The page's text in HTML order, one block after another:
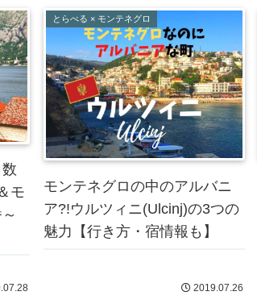
モ
とらべる × モンテネグロ
モンテネグロの中のアルバニ
ア?!ウルツィニ(Ulcinj)の3つの
魅力【行き方・宿情報も】
2019.07.26